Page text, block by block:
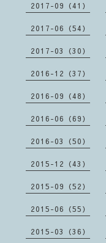
2017-09（41）
2017-06（54）
2017-03（30）
2016-12（37）
2016-09（48）
2016-06（69）
2016-03（50）
2015-12（43）
2015-09（52）
2015-06（55）
2015-03（36）